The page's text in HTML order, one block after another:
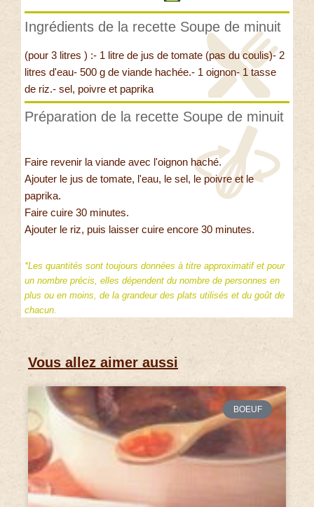
Ingrédients de la recette Soupe de minuit
(pour 3 litres ) :- 1 litre de jus de tomate (pas du coulis)- 2
litres d'eau- 500 g de viande hachée.- 1 oignon- 1 tasse
de riz.- sel, poivre et paprika
Préparation de la recette Soupe de minuit
Faire revenir la viande avec l'oignon haché.
Ajouter le jus de tomate, l'eau, le sel, le poivre et le
paprika.
Faire cuire 30 minutes.
Ajouter le riz, puis laisser cuire encore 30 minutes.
*Les quantités sont toujours données à titre approximatif et pour
un nombre précis, elles dépendent du nombre de personnes en
plus ou en moins, de la grandeur des plats utilisés et du goût de
chacun.
Vous allez aimer aussi
BOEUF